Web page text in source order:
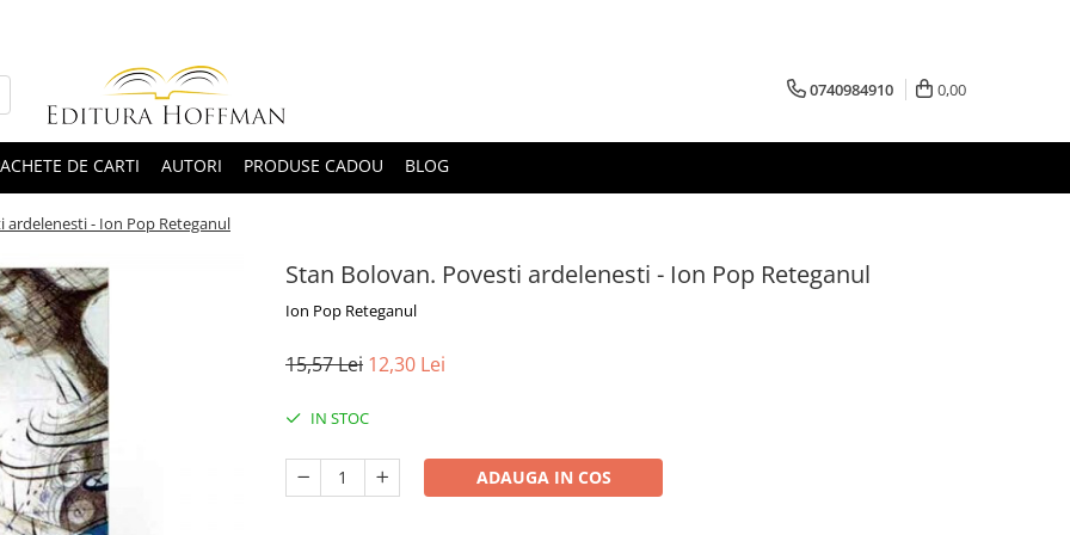
0740984910 0,00
DE CARTI AUTORI PRODUSE CADOU BLOG
ardelenesti - Ion Pop Reteganul
Stan Bolovan. Povesti ardelenesti - Ion Pop Reteganul
Ion Pop Reteganul
15,57 Lei 12,30 Lei
IN STOC
ADAUGA IN COS